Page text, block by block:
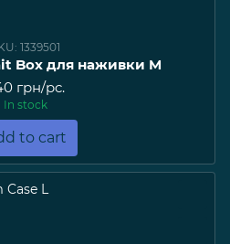
1339501
Box для наживки M
грн/pc.
In stock
to cart